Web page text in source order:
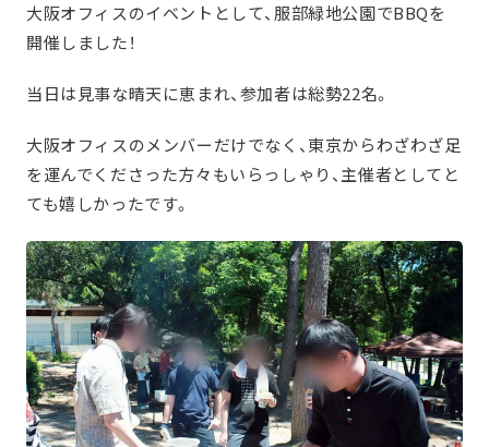
大阪オフィスのイベントとして、服部緑地公園でBBQを
開催しました！
当日は見事な晴天に恵まれ、参加者は総勢22名。
大阪オフィスのメンバーだけでなく、東京からわざわざ足
を運んでくださった方々もいらっしゃり、主催者としてと
ても嬉しかったです。